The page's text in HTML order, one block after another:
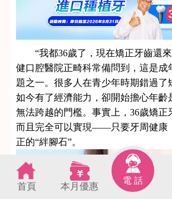
“我都36歲了，現在矯正牙齒還來
健口腔醫院正畸科常備問到，這是成
題之一。很多人在青少年時期錯過了
如今有了經濟能力，卻開始擔心年齡
無法跨越的門檻。事實上，36歲矯正
而且完全可以實現——只要牙周健康
正的“絆腳石”。
首頁 本月優惠
電 話